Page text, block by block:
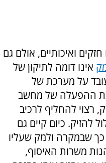
ואיכותיים, אולם גם
אינו דומה לתיקון של
על מערכת של
ההפעלה של מחשב
רצוי להחליף לרכיב
להזיק. כיום קיים גם
שבמקרה ולמק שעליו
משרות האיסוף,